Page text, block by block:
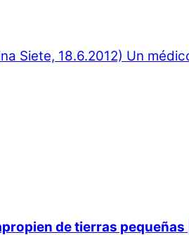
Siete, 18.6.2012) Un
de tierras